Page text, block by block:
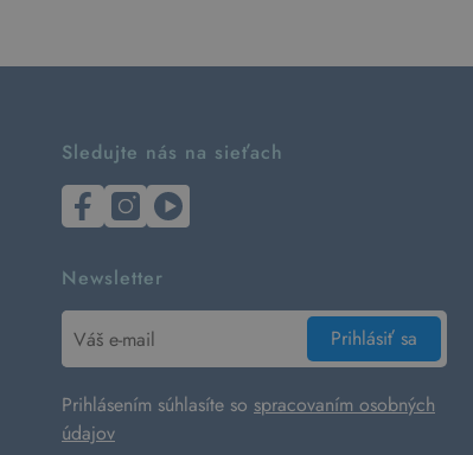
Sledujte nás na sieťach
Newsletter
Prihlásiť sa
Prihlásením súhlasíte so spracovaním osobných
údajov